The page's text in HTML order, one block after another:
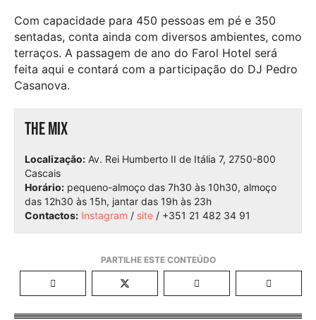
Com capacidade para 450 pessoas em pé e 350
sentadas, conta ainda com diversos ambientes, como
terraços. A passagem de ano do Farol Hotel será
feita aqui e contará com a participação do DJ Pedro
Casanova.
The Mix
Localização: Av. Rei Humberto II de Itália 7, 2750-800
Cascais
Horário: pequeno-almoço das 7h30 às 10h30, almoço
das 12h30 às 15h, jantar das 19h às 23h
Contactos: Instagram / site / +351 21 482 34 91